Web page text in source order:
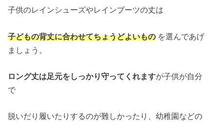
子供のレインシューズやレインブーツの丈は
子どもの背丈に合わせてちょうどよいもの を選んであげ
ましょう。
ロング丈は足元をしっかり守ってくれますが子供が自分
で
脱いだり履いたりするのが難しかったり、幼稚園などの